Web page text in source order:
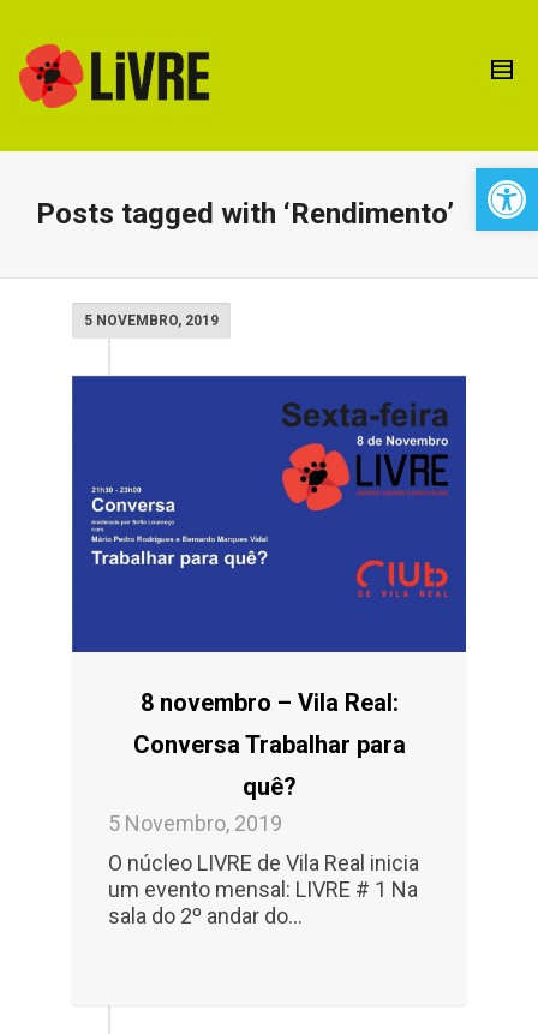
Posts tagged with ‘Rendimento’
5 NOVEMBRO, 2019
8 novembro – Vila Real:
Conversa Trabalhar para
quê?
5 Novembro, 2019
O núcleo LIVRE de Vila Real inicia
um evento mensal: LIVRE # 1 Na
sala do 2º andar do...